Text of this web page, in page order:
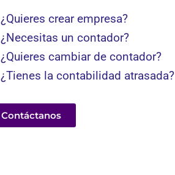
¿Quieres crear empresa?
¿Necesitas un contador?
¿Quieres cambiar de contador?
¿Tienes la contabilidad atrasada?
Contáctanos